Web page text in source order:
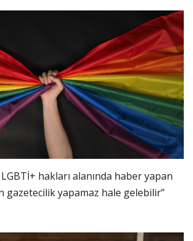
hakları alanında haber yapan
gazetecilik yapamaz hale gelebilir”